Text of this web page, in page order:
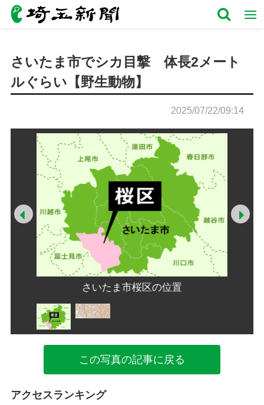
さいたま市でシカ目撃 体長2メート
ルぐらい【野生動物】
2025/07/22/09:14
下付
さいたま市桜区の位置
さい
Prev
この写真の記事に戻る
アクセスランキング